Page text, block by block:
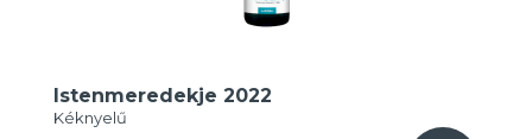
Istenmeredekje 2022
Kéknyelű